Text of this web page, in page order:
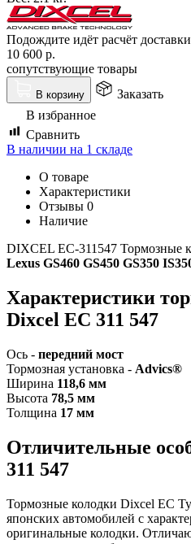
Подождите идёт расчёт
10 600 р.
сопутствующие товары
В корзину
Заказать
В избранное
Сравнить
В наличии на 1 складе
О товаре
Характеристики
Отзывы 0
Наличие
DIXCEL EС-311547 Тормозные
Lexus GS460 GS450 GS350
Характеристики т
Dixcel EC 311 547
Ось - передний мост
Тормозная установка - Advics®
Ширина 118,6 мм
Высота 78,5 мм
Толщина 17 мм
Отличительные
311 547
Тормозные колодки Dixcel EC
японских автомобилей с
оригинальные колодки.